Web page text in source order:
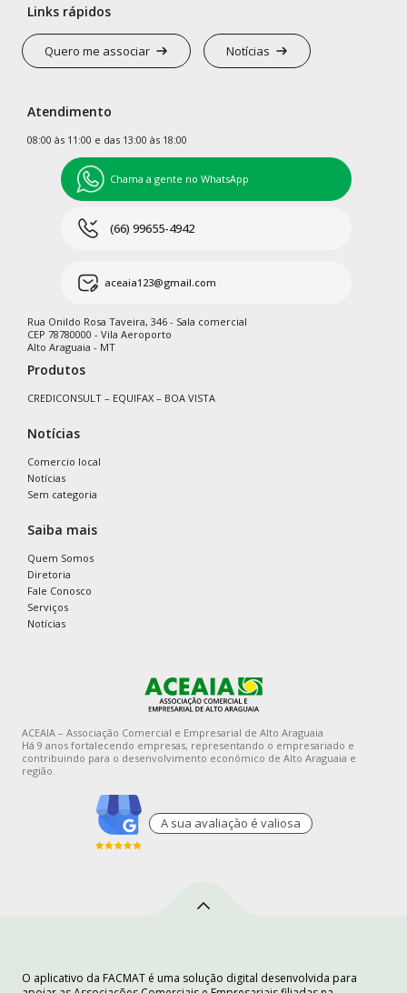
Links rápidos
Quero me associar Notícias
Atendimento
08:00 às 11:00 e das 13:00 às 18:00
Chama a gente no WhatsApp
(66) 99655-4942
aceaia123@gmail.com
Rua Onildo Rosa Taveira, 346 - Sala comercial
CEP 78780000 - Vila Aeroporto
Alto Araguaia - MT
Produtos
CREDICONSULT – EQUIFAX – BOA VISTA
Notícias
Comercio local
Notícias
Sem categoria
Saiba mais
Quem Somos
Diretoria
Fale Conosco
Serviços
Notícias
ACEAIA – Associação Comercial e Empresarial de Alto Araguaia
Há 9 anos fortalecendo empresas, representando o empresariado e
contribuindo para o desenvolvimento econômico de Alto Araguaia e
região.
A sua avaliaçào é valiosa
O aplicativo da FACMAT é uma solução digital desenvolvida para